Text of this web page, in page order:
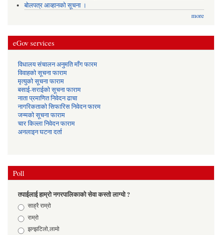
बोलपत्र आव्हानको सूचना ।
more
eGov services
विधालय संचालन अनुमति माँग फारम
विवाहको सूचना फाराम
मृत्युको सूचना फाराम
बसाई-सराईको सूचना फाराम
नाता प्रमाणित निवेदन ढाचा
नागरिकताको सिफारिस निवेदन फारम
जन्मको सूचना फाराम
चार किल्ला निवेदन फाराम
अनलाइन घटना दर्ता
Poll
तपाईलाई हाम्रो नगरपालिकाको सेवा कस्तो लाग्यो ?
Choicesसाह्रै राम्रो
राम्रो
झन्झटिलो,लामो